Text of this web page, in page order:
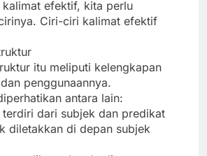
kalimat efektif, kita perlu
Ciri-ciri kalimat efektif
itu meliputi kelengkapan
penggunaannya.
antara lain:
terdiri dari subjek dan predikat
diletakkan di depan subjek